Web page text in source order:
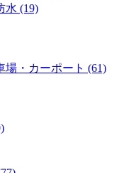
水 (19)
場・カーポート (61)